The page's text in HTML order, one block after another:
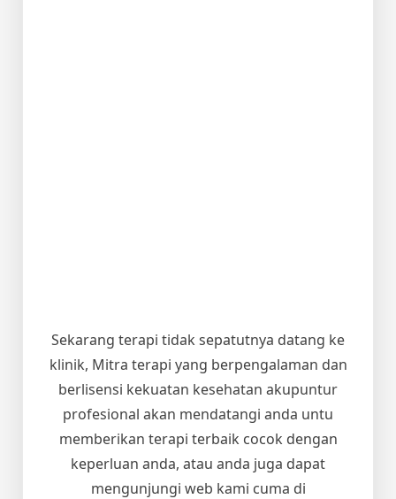
Sekarang terapi tidak sepatutnya datang ke
klinik, Mitra terapi yang berpengalaman dan
berlisensi kekuatan kesehatan akupuntur
profesional akan mendatangi anda untu
memberikan terapi terbaik cocok dengan
keperluan anda, atau anda juga dapat
mengunjungi web kami cuma di